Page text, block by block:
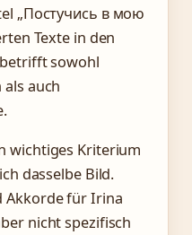
„Постучись в мою
Texte in den
sowohl
auch
wichtiges Kriterium
dasselbe Bild.
Akkorde für Irina
nicht spezifisch